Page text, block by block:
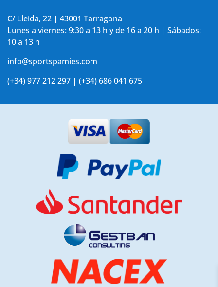
C/ Lleida, 22 | 43001 Tarragona
Lunes a viernes: 9:30 a 13 h y de 16 a 20 h | Sábados:
10 a 13 h
info@sportspamies.com
(+34) 977 212 297 | (+34) 686 041 675